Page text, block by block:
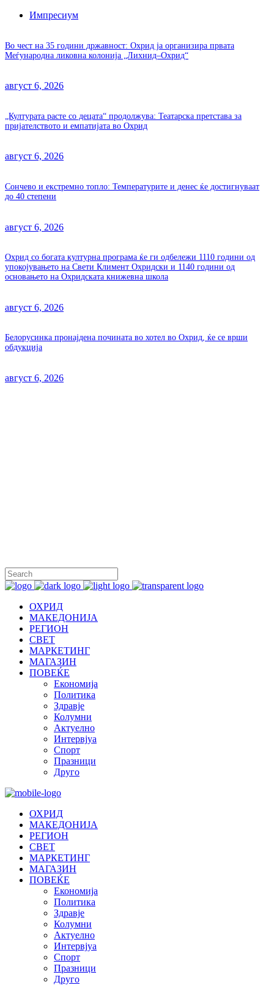
Импресиум
Во чест на 35 години државност: Охрид ја организира првата
Меѓународна ликовна колонија „Лихнид–Охрид“
август 6, 2026
„Културата расте со децата“ продолжува: Театарска претстава за
пријателството и емпатијата во Охрид
август 6, 2026
Сончево и екстремно топло: Температурите и денес ќе достигнуваат
до 40 степени
август 6, 2026
Охрид со богата културна програма ќе ги одбележи 1110 години од
упокојувањето на Свети Климент Охридски и 1140 години од
основањето на Охридската книжевна школа
август 6, 2026
Белорусинка пронајдена почината во хотел во Охрид, ќе се врши
обдукција
август 6, 2026
ОХРИД
МАКЕДОНИЈА
РЕГИОН
СВЕТ
МАРКЕТИНГ
МАГАЗИН
ПОВЕЌЕ
Економија
Политика
Здравје
Колумни
Актуелно
Интервјуа
Спорт
Празници
Друго
ОХРИД
МАКЕДОНИЈА
РЕГИОН
СВЕТ
МАРКЕТИНГ
МАГАЗИН
ПОВЕЌЕ
Економија
Политика
Здравје
Колумни
Актуелно
Интервјуа
Спорт
Празници
Друго